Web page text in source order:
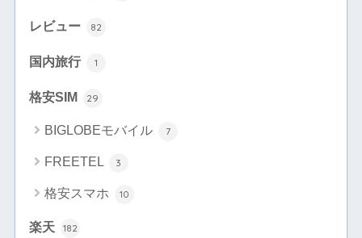
レビュー 82
国内旅行 1
格安SIM 29
BIGLOBEモバイル 7
FREETEL 3
格安スマホ 10
楽天 182